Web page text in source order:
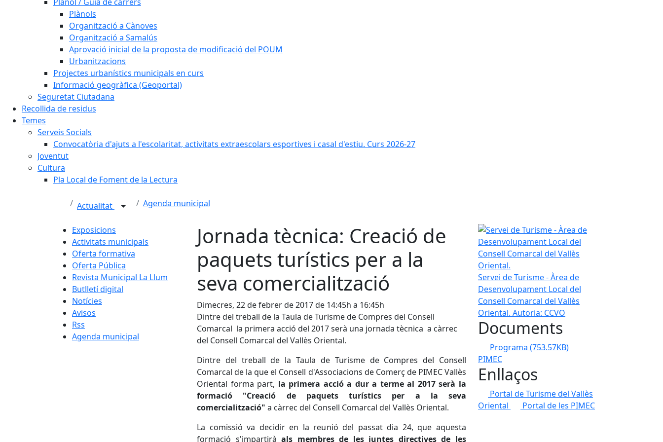
Plànols
Organització a Cànoves
Organització a Samalús
Aprovació inicial de la proposta de modificació del POUM
Urbanitzacions
Projectes urbanístics municipals en curs
Informació geogràfica (Geoportal)
Seguretat Ciutadana
Recollida de residus
Temes
Serveis Socials
Convocatòria d'ajuts a l'escolaritat, activitats extraescolars esportives i casal d'estiu. Curs 2026-27
Joventut
Cultura
Pla Local de Foment de la Lectura
Actualitat Agenda municipal
Exposicions
Activitats municipals
Oferta formativa
Oferta Pública
Revista Municipal La Llum
Butlletí digital
Notícies
Avisos
Rss
Agenda municipal
Jornada tècnica: Creació de
paquets turístics per a la
seva comercialització
Dimecres, 22 de febrer de 2017 de 14:45h a 16:45h
Dintre del treball de la Taula de Turisme de Compres del Consell
Comarcal la primera acció del 2017 serà una jornada tècnica a càrrec
del Consell Comarcal del Vallès Oriental.
Dintre del treball de la Taula de Turisme de Compres del Consell
Comarcal de la que el Consell d'Associacions de Comerç de PIMEC Vallès
Oriental forma part, la primera acció a dur a terme al 2017 serà la
formació "Creació de paquets turístics per a la seva
comercialització" a càrrec del Consell Comarcal del Vallès Oriental.
La comissió va decidir en la reunió del passat dia 24, que aquesta
formació s'impartiràals membres de les juntes directives de les
Servei de Turisme - Àrea de Desenvolupament
Servei de Turisme - Àrea de
Desenvolupament Local del
Consell Comarcal del Vallès
Oriental. Autoria: CCVO
Documents
Programa (753.57KB)
PIMEC
Enllaços
Portal de Turisme del Vallès
Oriental
Portal de les PIMEC